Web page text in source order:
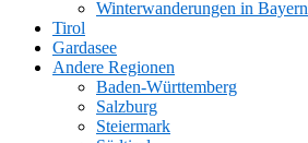
Winterwanderungen in Bayern
Tirol
Gardasee
Andere Regionen
Baden-Württemberg
Salzburg
Steiermark